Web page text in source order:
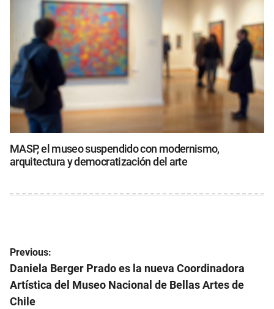
MASP, el museo suspendido con modernismo,
arquitectura y democratización del arte
Navegación
de
entradas
Previous:
Daniela Berger Prado es la nueva Coordinadora
Artística del Museo Nacional de Bellas Artes de
Chile